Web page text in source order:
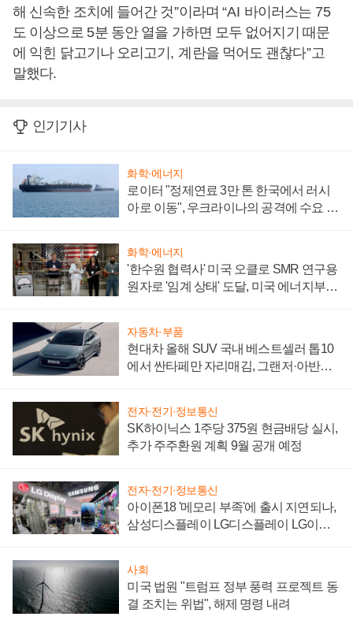
해 신속한 조치에 들어간 것”이라며 “AI 바이러스는 75
도 이상으로 5분 동안 열을 가하면 모두 없어지기 때문
에 익힌 닭고기나 오리고기 , 계란을 먹어도 괜찮다”고
말했다.
인기기사
화학·에너지
로이터 "정제연료 3만 톤 한국에서 러시
아로 이동", 우크라이나의 공격에 수요 늘
화학·에너지
'한수원 협력사' 미국 오클로 SMR 연구용
원자로 '임계 상태' 도달, 미국 에너지부
자동차·부품
현대차 올해 SUV 국내 베스트셀러 톱10
에서 싼타페만 자리매김, 그랜저·아반떼
전자·전기·정보통신
SK하이닉스 1주당 375원 현금배당 실시,
추가 주주환원 계획 9월 공개 예정
전자·전기·정보통신
아이폰18 '메모리 부족'에 출시 지연되나,
삼성디스플레이 LG디스플레이 LG이노
사회
미국 법원 "트럼프 정부 풍력 프로젝트 동
결 조치는 위법", 해제 명령 내려